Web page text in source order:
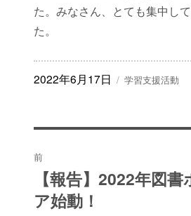
た。みなさん、とても集中し
た。
投
2022年6月17日
カ
学習支援活動
稿
ナ
前
去
【報告】2022年図
ア始動！